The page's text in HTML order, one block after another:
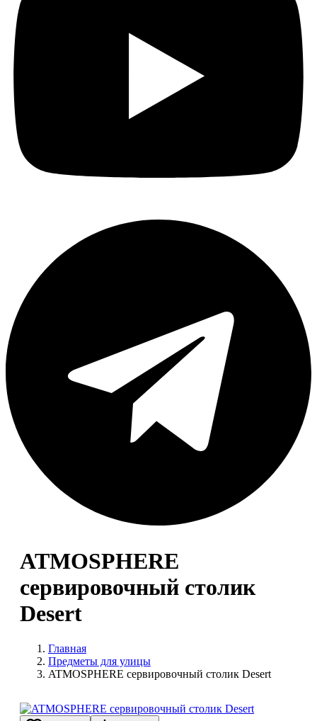
ATMOSPHERE
сервировочный столик
Desert
Главная
Предметы для улицы
ATMOSPHERE сервировочный столик Desert